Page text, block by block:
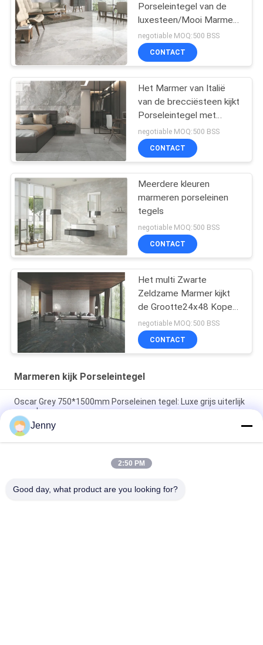
Porseleintegel van de
luxesteen/Mooi Marmer
zoals Keramische tegel
negotiable MOQ:500 BSS
CONTACT
Het Marmer van Italië
van de brecciësteen kijkt
Porseleintegel met
Opgepoetste/
negotiable MOQ:500 BSS
CONTACT
Meerdere kleuren
marmeren porseleinen
tegels
negotiable MOQ:500 BSS
CONTACT
Het multi Zwarte
Zeldzame Marmer kijkt
de Grootte24x48 Koper
Donamita van de
Porseleintegel
negotiable MOQ:500 BSS
CONTACT
Marmeren kijk Porseleintegel
Oscar Grey 750*1500mm Porseleinen tegel: Luxe grijs uiterlijk
voor vloeren en muren
Cloud Grey porseleinen tegel: 750*1500mm, 9,5mm dik,
marmeren afwerking
Zuivere grijze porseleinen tegel: 9,5 mm dik, schone en pure
Jenny
2:50 PM
Good day, what product are you looking for?